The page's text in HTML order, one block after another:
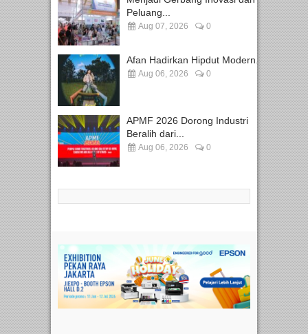
Peluang...
Aug 07, 2026 0
Afan Hadirkan Hipdut Modern...
Aug 06, 2026 0
APMF 2026 Dorong Industri
Beralih dari...
Aug 06, 2026 0